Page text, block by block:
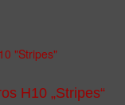
H10 „Stripes“